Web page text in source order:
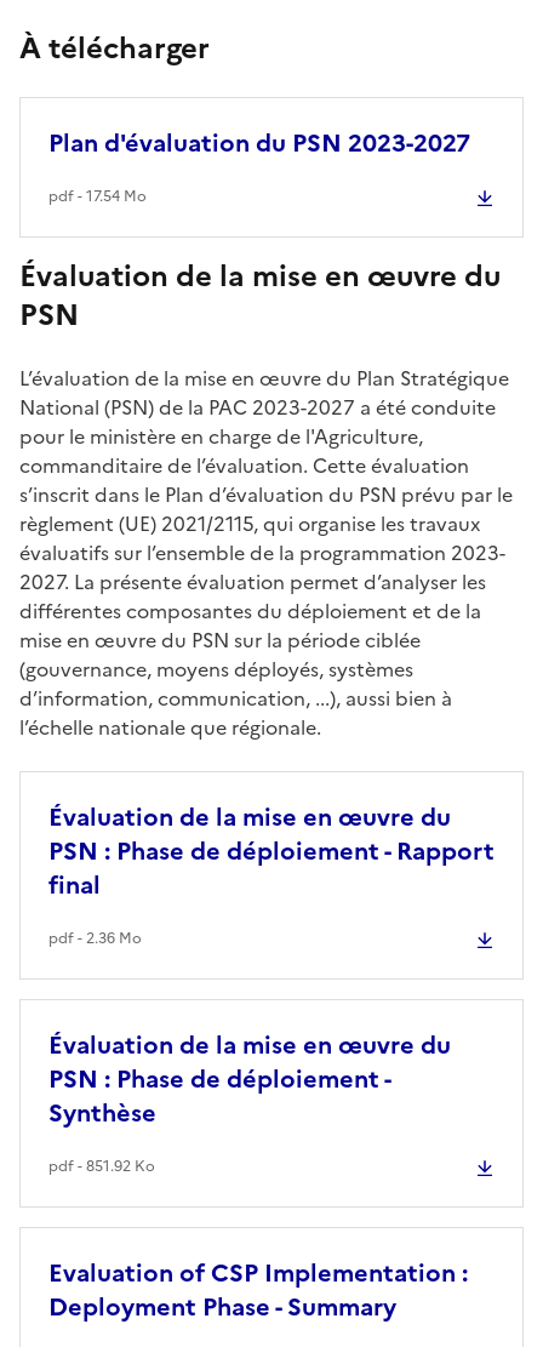
À télécharger
Plan d'évaluation du PSN 2023-2027
pdf - 17.54 Mo
Évaluation de la mise en œuvre du
PSN
L’évaluation de la mise en œuvre du Plan Stratégique
National (PSN) de la PAC 2023-2027 a été conduite
pour le ministère en charge de l'Agriculture,
commanditaire de l’évaluation. Cette évaluation
s’inscrit dans le Plan d’évaluation du PSN prévu par le
règlement (UE) 2021/2115, qui organise les travaux
évaluatifs sur l’ensemble de la programmation 2023-
2027. La présente évaluation permet d’analyser les
différentes composantes du déploiement et de la
mise en œuvre du PSN sur la période ciblée
(gouvernance, moyens déployés, systèmes
d’information, communication, ...), aussi bien à
l’échelle nationale que régionale.
Évaluation de la mise en œuvre du
PSN : Phase de déploiement - Rapport
final
pdf - 2.36 Mo
Évaluation de la mise en œuvre du
PSN : Phase de déploiement -
Synthèse
pdf - 851.92 Ko
Evaluation of CSP Implementation :
Deployment Phase - Summary